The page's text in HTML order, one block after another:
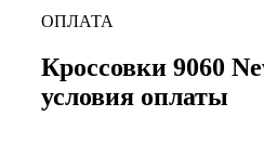
ОПЛАТА
Кроссовки 9060
условия оплаты